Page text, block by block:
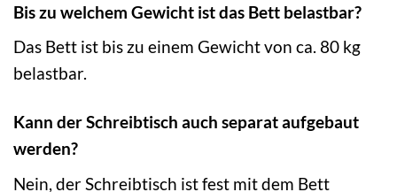
Bis zu welchem Gewicht ist das Bett belastbar?
Das Bett ist bis zu einem Gewicht von ca. 80 kg
belastbar.
Kann der Schreibtisch auch separat aufgebaut
werden?
Nein, der Schreibtisch ist fest mit dem Bett